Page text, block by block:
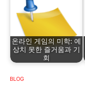
온라인 게임의 미학: 예
상치 못한 즐거움과 기
회
BLOG